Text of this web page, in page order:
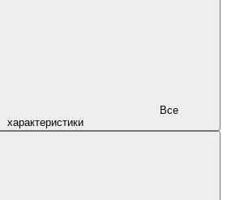
характеристики